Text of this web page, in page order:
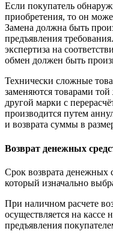
Если покупатель
приобретения, то он
Замена должна быть
предъявления
экспертиза на
обмен должен быть
Технически сложные
заменяются товарами
другой марки с
производится путем
и возврата суммы в
Возврат денежных
Срок возврата денежных
который изначально
При наличном расчете
осуществляется на кассе
предъявления